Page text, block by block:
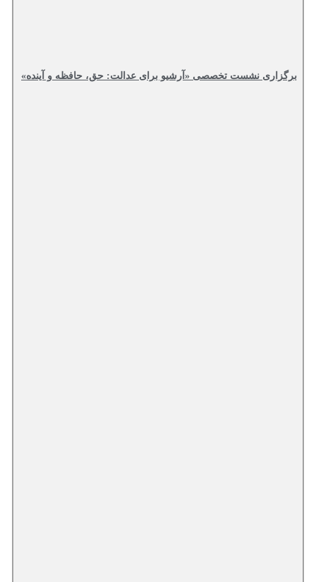
برگزاری نشست تخصصی «آرشیو برای عدالت: حق، حافظه و آینده»